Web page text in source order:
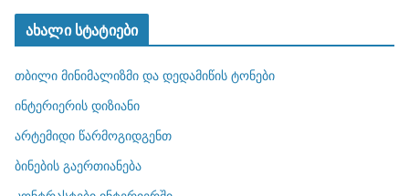
ტ
ო
რ
ბ
ახალი სტატიები
თბილი მინიმალიზმი და დედამიწის ტონები
ინტერიერის დიზიანი
არტემიდი წარმოგიდგენთ
ბინების გაერთიანება